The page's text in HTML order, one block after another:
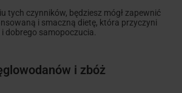
tych czynników, będziesz mógł zapewnić
i smaczną dietę, która przyczyni
dobrego samopoczucia.
i zbóż